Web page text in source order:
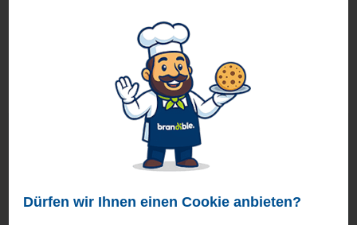
Dürfen wir Ihnen einen Cookie anbieten?
FASTLANE-Artikel werden nach Druckfreigabe priorisiert
Bei Mengen ab 500 Stück bitte die Lieferzeit anfragen!
Nur Produkte, die unserenQualitätscheck
schaffen es in den Shop.Mehr erfahren
Ewa Engel,